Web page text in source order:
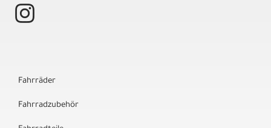
Fahrräder
Fahrradzubehör